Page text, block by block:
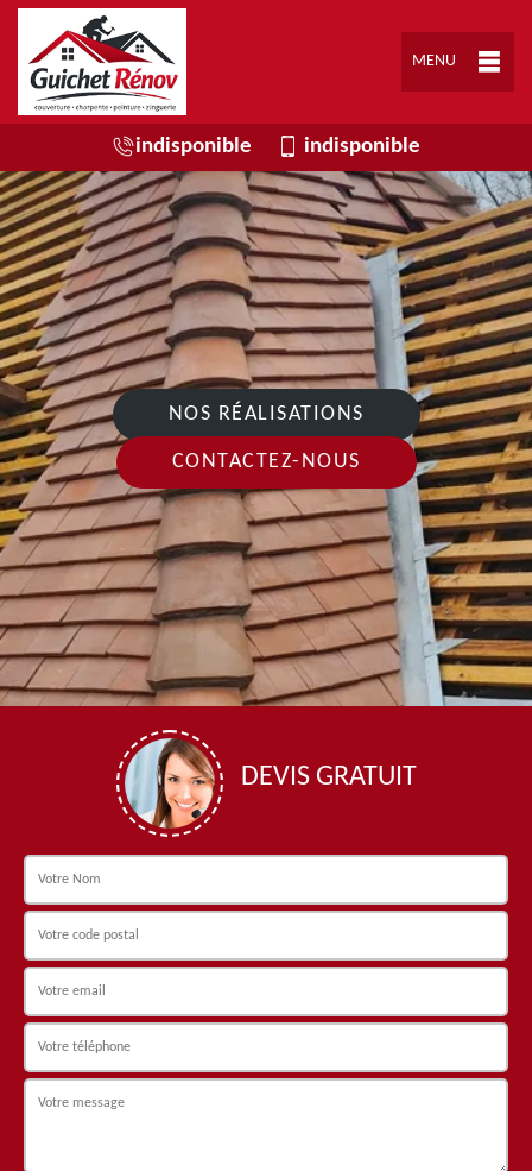
MENU
indisponible indisponible
NOS RÉALISATIONS
CONTACTEZ-NOUS
DEVIS GRATUIT